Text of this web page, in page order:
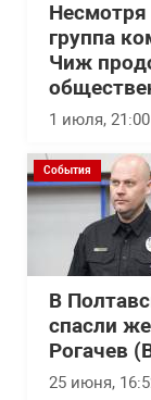
группа
Чиж
1 июля, 21:00
События
В
спасли
Рогачев
25 июня,